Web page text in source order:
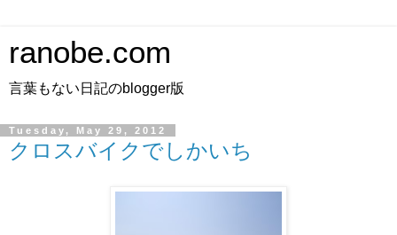
ranobe.com
言葉もない日記のblogger版
Tuesday, May 29, 2012
クロスバイクでしかいち